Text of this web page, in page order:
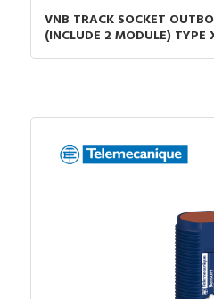
VNB TRACK SOCKET
(INCLUDE 2 MODULE) TYPE